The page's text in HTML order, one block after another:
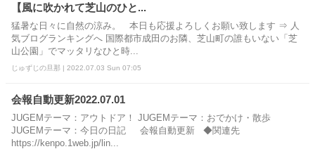
【風に吹かれて芝山のひと...
猛暑な日々に自然の涼み。 本日も応援よろしくお願い致します ⇒ 人
気ブログランキングへ 国際都市成田のお隣、芝山町の誰もいない「芝
山公園」でマッタリなひと時...
じゅずじの旦那 | 2022.07.03 Sun 07:05
会報自動更新2022.07.01
JUGEMテーマ：アウトドア！ JUGEMテーマ：おでかけ・散歩
JUGEMテーマ：今日の日記 会報自動更新 ◆関連先
https://kenpo.1web.jp/lin...